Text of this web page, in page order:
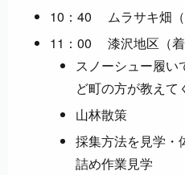
10：40 ムラサキ畑（
11：00 漆沢地区（着
スノーシュー履い
ど町の方が教えて
山林散策
採集方法を見学・
詰め作業見学